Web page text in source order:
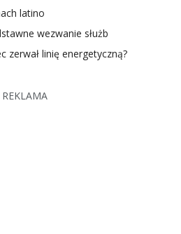
latino
wezwanie służb
zerwał linię energetyczną?
REKLAMA